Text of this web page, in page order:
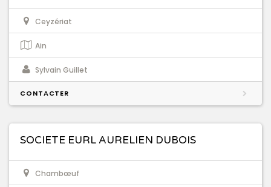
Ceyzériat
Ain
Sylvain Guillet
CONTACTER
SOCIETE EURL AURELIEN DUBOIS
Chambœuf